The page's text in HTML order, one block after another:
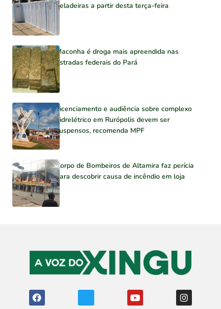
geladeiras a partir desta terça-feira
Maconha é droga mais apreendida nas
estradas federais do Pará
Licenciamento e audiência sobre complexo
hidrelétrico em Rurópolis devem ser
suspensos, recomenda MPF
Corpo de Bombeiros de Altamira faz perícia
para descobrir causa de incêndio em loja